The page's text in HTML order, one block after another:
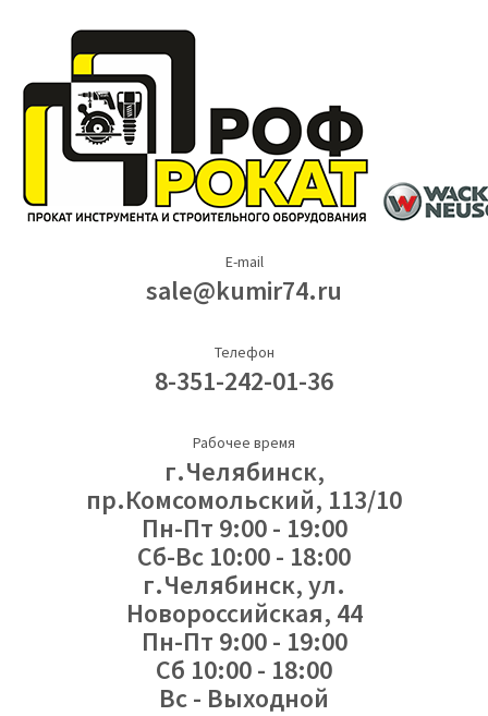
E-mail
sale@kumir74.ru
Телефон
8-351-242-01-36
Рабочее время
г.Челябинск,
пр.Комсомольский, 113/10
Пн-Пт 9:00 - 19:00
Сб-Вс 10:00 - 18:00
г.Челябинск, ул.
Новороссийская, 44
Пн-Пт 9:00 - 19:00
Сб 10:00 - 18:00
Вс - Выходной